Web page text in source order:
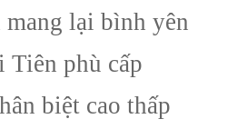
mang lại bình yên
Tiên phù cấp
biệt cao thấp